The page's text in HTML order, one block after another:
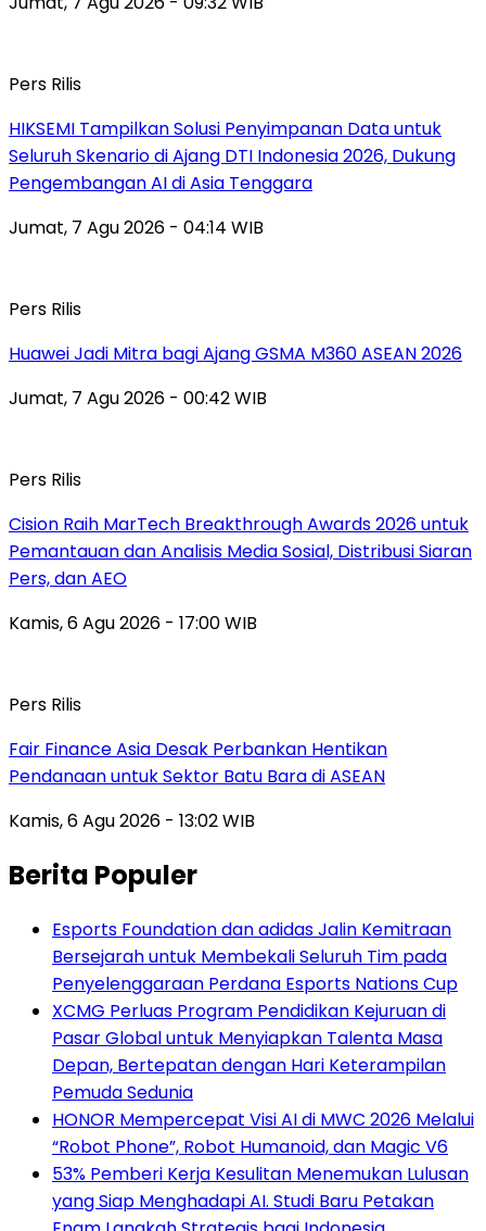
Pers Rilis
HIKSEMI Tampilkan Solusi Penyimpanan Data untuk
Seluruh Skenario di Ajang DTI Indonesia 2026, Dukung
Pengembangan AI di Asia Tenggara
Jumat, 7 Agu 2026 - 04:14 WIB
Pers Rilis
Huawei Jadi Mitra bagi Ajang GSMA M360 ASEAN 2026
Jumat, 7 Agu 2026 - 00:42 WIB
Pers Rilis
Cision Raih MarTech Breakthrough Awards 2026 untuk
Pemantauan dan Analisis Media Sosial, Distribusi Siaran
Pers, dan AEO
Kamis, 6 Agu 2026 - 17:00 WIB
Pers Rilis
Fair Finance Asia Desak Perbankan Hentikan
Pendanaan untuk Sektor Batu Bara di ASEAN
Kamis, 6 Agu 2026 - 13:02 WIB
Berita Populer
Esports Foundation dan adidas Jalin Kemitraan
Bersejarah untuk Membekali Seluruh Tim pada
Penyelenggaraan Perdana Esports Nations Cup
XCMG Perluas Program Pendidikan Kejuruan di
Pasar Global untuk Menyiapkan Talenta Masa
Depan, Bertepatan dengan Hari Keterampilan
Pemuda Sedunia
HONOR Mempercepat Visi AI di MWC 2026 Melalui
“Robot Phone”, Robot Humanoid, dan Magic V6
53% Pemberi Kerja Kesulitan Menemukan Lulusan
yang Siap Menghadapi AI. Studi Baru Petakan